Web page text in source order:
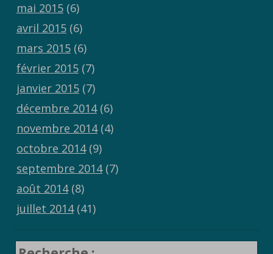
mai 2015(6)
avril 2015(6)
mars 2015(6)
février 2015(7)
janvier 2015(7)
décembre 2014(6)
novembre 2014(4)
octobre 2014(9)
septembre 2014(7)
août 2014(8)
juillet 2014(41)